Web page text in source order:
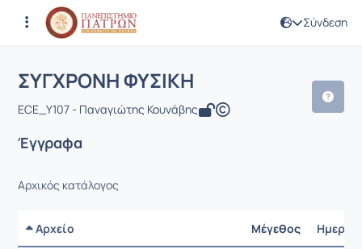
Σύνδεση
Αρχική Σελίδα
Μάθημα : ΣΥΓΧΡΟΝΗ ΦΥΣΙΚΗ
Κωδικός : EE1000
ΣΥΓΧΡΟΝΗ ΦΥΣΙΚΗ
ECE_Υ107 - Παναγιώτης Κουνάβης
Έγγραφα
Αρχικός κατάλογος
Αρχείο Μέγεθος